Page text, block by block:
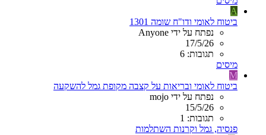
A
ביטוח לאומי ודו"ח שומה 1301
נפתח על ידי Anyone
17/5/26
תגובות: 6
מיסים
M
ביטוח לאומי ובריאות על קצבה מקופת גמל להשקעה
נפתח על ידי mojo
15/5/26
תגובות: 1
פנסיה, גמל וקרנות השתלמות